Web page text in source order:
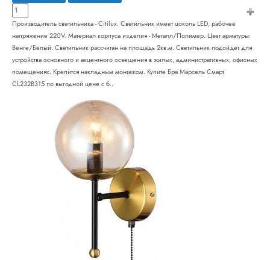
Производитель светильника - Citilux. Светильник имеет цоколь LED, рабочее
напряжение 220V. Материал корпуса изделия - Металл/Полимер. Цвет арматуры:
Венге/Белый. Светильник рассчитан на площадь 2кв.м. Светильник подойдет для
устройства основного и акцентного освещения в жилых, административных, офисных
помещениях. Крепится накладным монтажом. Купите Бра Марсель Смарт
CL232B315 по выгодной цене с б..